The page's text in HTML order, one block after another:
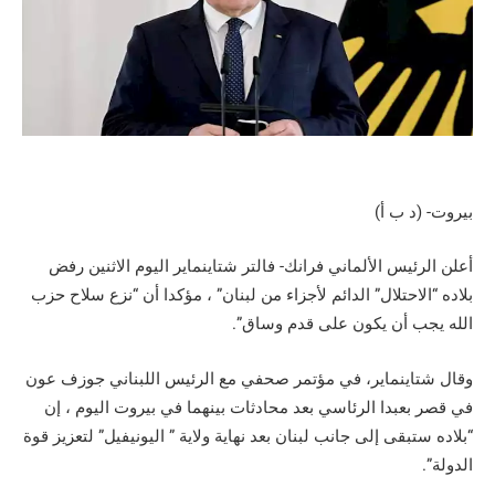
بيروت- (د ب أ)
أعلن الرئيس الألماني فرانك- فالتر شتاينماير اليوم الاثنين رفض
بلاده “الاحتلال” الدائم لأجزاء من لبنان” ، مؤكدا أن “نزع سلاح حزب
الله يجب أن يكون على قدم وساق”.
وقال شتاينماير، في مؤتمر صحفي مع الرئيس اللبناني جوزف عون
في قصر بعبدا الرئاسي بعد محادثات بينهما في بيروت اليوم ، إن
“بلاده ستبقى إلى جانب لبنان بعد نهاية ولاية ” اليونيفيل” لتعزيز قوة
الدولة”.